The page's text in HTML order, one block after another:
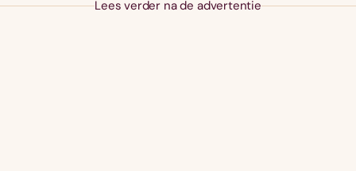
Lees verder na de advertentie